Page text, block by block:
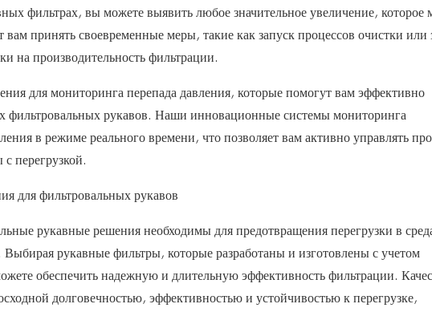
фильтрах, вы можете выявить любое значительное увеличение, которое
вам принять своевременные меры, такие как запуск процессов очистки
на производительность фильтрации.
для мониторинга перепада давления, которые помогут вам эффективно
фильтровальных рукавов. Наши инновационные системы мониторинга
в режиме реального времени, что позволяет вам активно управлять
перегрузкой.
для фильтровальных рукавов
рукавные решения необходимы для предотвращения перегрузки в
рукавные фильтры, которые разработаны и изготовлены с учетом
обеспечить надежную и длительную эффективность фильтрации.
долговечностью, эффективностью и устойчивостью к перегрузке,